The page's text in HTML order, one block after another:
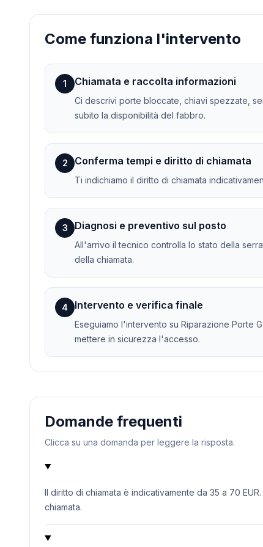
Come funziona l'intervento
1 Chiamata e raccolta informazioni
Ci descrivi porte bloccate, chiavi spezzate,
subito la disponibilità del fabbro.
2 Conferma tempi e diritto di chiamata
Ti indichiamo il diritto di chiamata
3 Diagnosi e preventivo sul posto
All'arrivo il tecnico controlla lo stato della
della chiamata.
4 Intervento e verifica finale
Eseguiamo l'intervento su Riparazione Porte
mettere in sicurezza l'accesso.
Domande frequenti
Clicca su una domanda per leggere la risposta.
Il diritto di chiamata è indicativamente da 35 a 70
chiamata.